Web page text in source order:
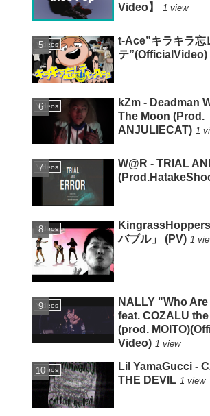
Video】
1 view
Videos
t-Ace”キラキラ忘
テ”(OfficialVideo)
Videos
kZm - Deadman
The Moon (Prod.
ANJULIECAT) 1
Videos
W@R - TRIAL
Videos
バブル」 (PV) 1
Videos
NALLY "Who
feat. COZALU
(prod.
Video) 1 view
Videos
Lil YamaGucci -
THE DEVIL 1 view